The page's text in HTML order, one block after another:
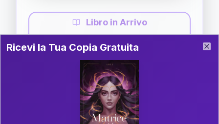
Libro in Arrivo
Guida completa di Coppia
Il libro è in fase di scrittura. Iscriviti alla newsletter
per ricevere aggiornamenti!
P.S. Interpretazione parziale
Ricevi la Tua Copia Gratuita del Libro
Ricevi la Tua Copia Gratuita